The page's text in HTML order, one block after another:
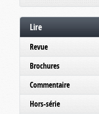
Lire
Revue
Brochures
Commentaire
Hors-série